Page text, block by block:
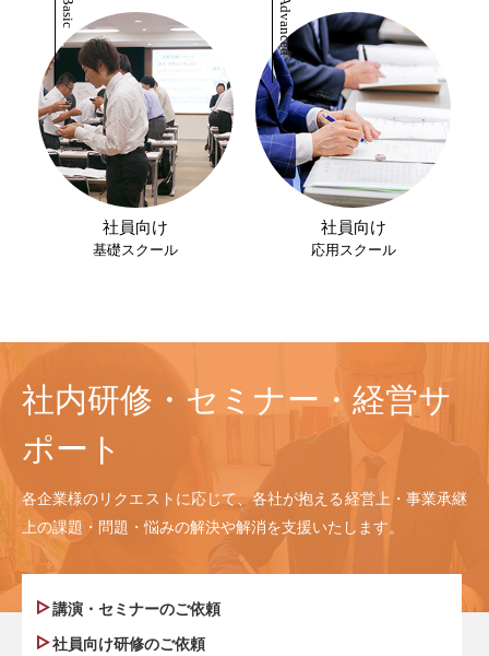
社員向け
基礎スクール
社員向け
応用スクール
社内研修・セミナー・経営サ
ポート
各企業様のリクエストに応じて、各社が抱える経営上・事業承継
上の課題・問題・悩みの解決や解消を支援いたします。
講演・セミナーのご依頼
社員向け研修のご依頼